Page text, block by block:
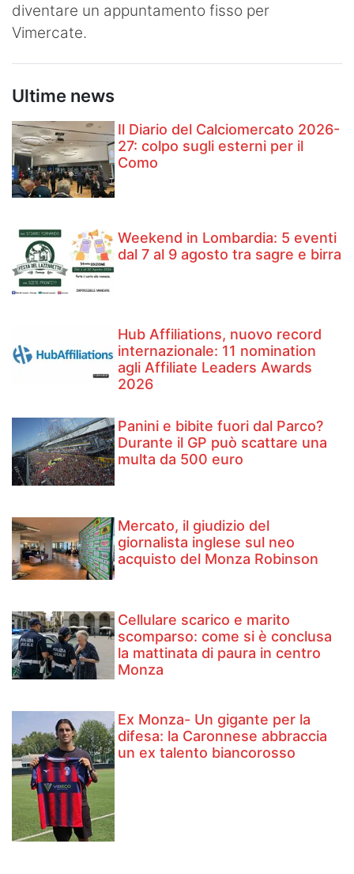
diventare un appuntamento fisso per
Vimercate.
Ultime news
Il Diario del Calciomercato 2026-
27: colpo sugli esterni per il
Como
Weekend in Lombardia: 5 eventi
dal 7 al 9 agosto tra sagre e birra
Hub Affiliations, nuovo record
internazionale: 11 nomination
agli Affiliate Leaders Awards
2026
Panini e bibite fuori dal Parco?
Durante il GP può scattare una
multa da 500 euro
Mercato, il giudizio del
giornalista inglese sul neo
acquisto del Monza Robinson
Cellulare scarico e marito
scomparso: come si è conclusa
la mattinata di paura in centro
Monza
Ex Monza- Un gigante per la
difesa: la Caronnese abbraccia
un ex talento biancorosso